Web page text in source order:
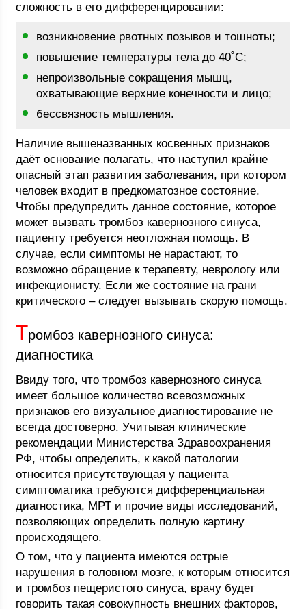
сложность в его дифференцировании:
возникновение рвотных позывов и тошноты;
повышение температуры тела до 40˚С;
непроизвольные сокращения мышц,
охватывающие верхние конечности и лицо;
бессвязность мышления.
Наличие вышеназванных косвенных признаков
даёт основание полагать, что наступил крайне
опасный этап развития заболевания, при котором
человек входит в предкоматозное состояние.
Чтобы предупредить данное состояние, которое
может вызвать тромбоз кавернозного синуса,
пациенту требуется неотложная помощь. В
случае, если симптомы не нарастают, то
возможно обращение к терапевту, неврологу или
инфекционисту. Если же состояние на грани
критического – следует вызывать скорую помощь.
Тромбоз кавернозного синуса:
диагностика
Ввиду того, что тромбоз кавернозного синуса
имеет большое количество всевозможных
признаков его визуальное диагностирование не
всегда достоверно. Учитывая клинические
рекомендации Министерства Здравоохранения
РФ, чтобы определить, к какой патологии
относится присутствующая у пациента
симптоматика требуются дифференциальная
диагностика, МРТ и прочие виды исследований,
позволяющих определить полную картину
происходящего.
О том, что у пациента имеются острые
нарушения в головном мозге, к которым относится
и тромбоз пещеристого синуса, врачу будет
говорить такая совокупность внешних факторов,